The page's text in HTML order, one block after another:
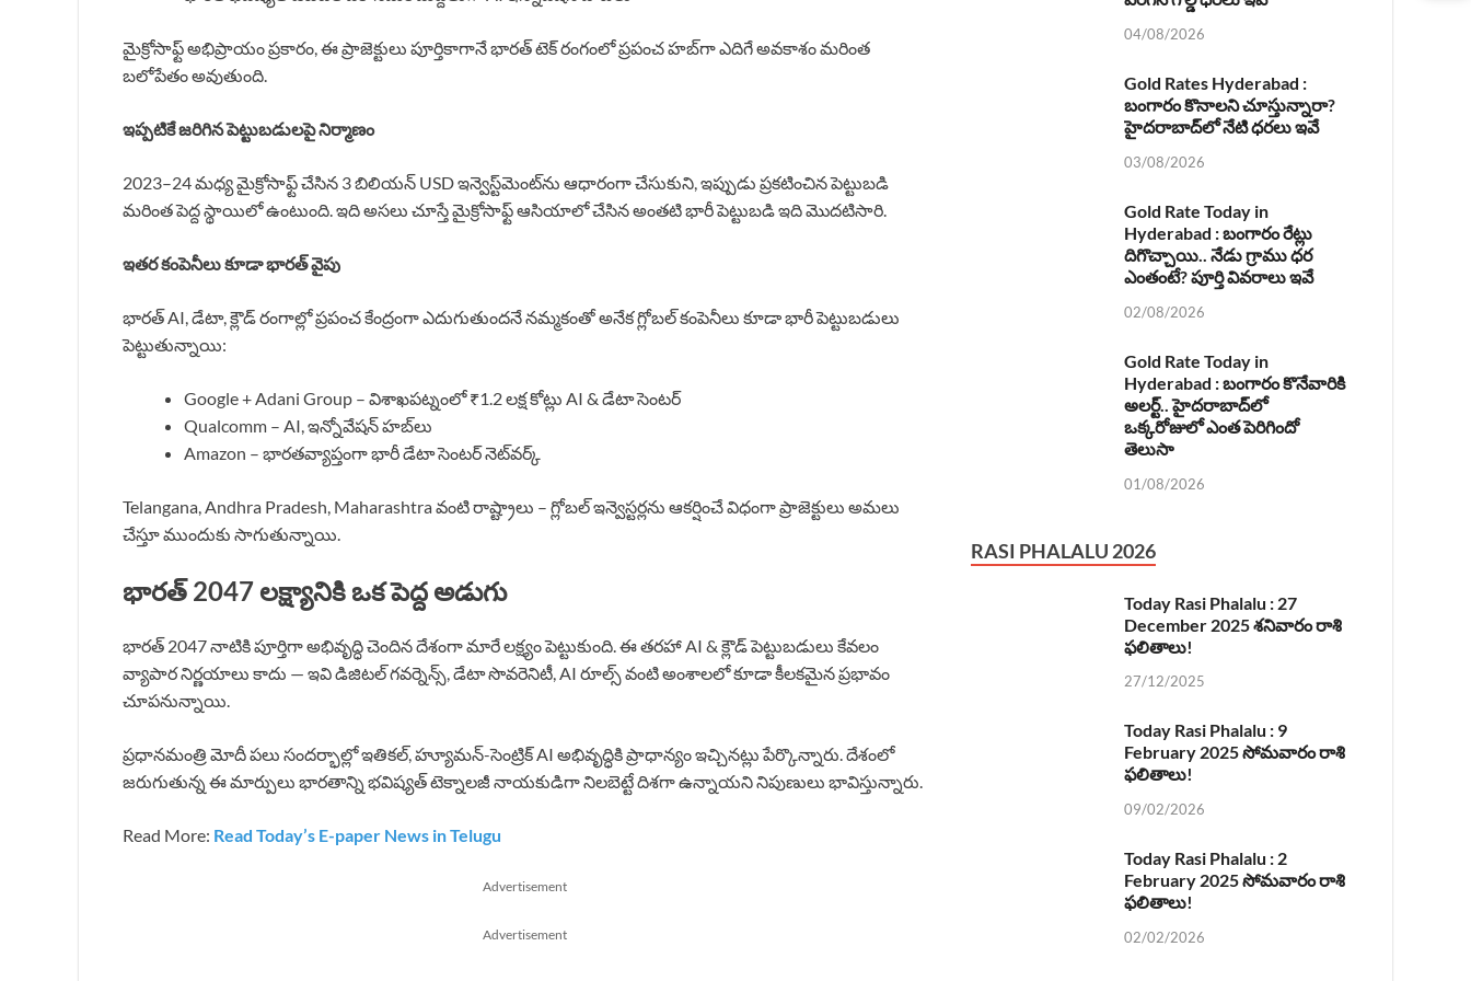
మైక్రోసాఫ్ట్ అభిప్రాయం ప్రకారం, ఈ ప్రాజెక్టులు పూర్తికాగానే భారత్ టెక్ రంగంలో ప్రపంచ హబ్‌గా ఎదిగే అవకాశం మరింత
బలోపేతం అవుతుంది.
ఇప్పటికే జరిగిన పెట్టుబడులపై నిర్మాణం
2023–24 మధ్య మైక్రోసాఫ్ట్ చేసిన 3 బిలియన్ USD ఇన్వెస్ట్‌మెంట్‌ను ఆధారంగా చేసుకుని, ఇప్పుడు ప్రకటించిన పెట్టుబడి
మరింత పెద్ద స్థాయిలో ఉంటుంది. ఇది అసలు చూస్తే మైక్రోసాఫ్ట్ ఆసియాలో చేసిన అంతటి భారీ పెట్టుబడి ఇది మొదటిసారి.
ఇతర కంపెనీలు కూడా భారత్ వైపు
భారత్ AI, డేటా, క్లౌడ్ రంగాల్లో ప్రపంచ కేంద్రంగా ఎదుగుతుందనే నమ్మకంతో అనేక గ్లోబల్ కంపెనీలు కూడా భారీ పెట్టుబడులు
పెట్టుతున్నాయి:
Google + Adani Group – విశాఖపట్నంలో ₹1.2 లక్ష కోట్లు AI & డేటా సెంటర్
Qualcomm – AI, ఇన్నోవేషన్ హబ్‌లు
Amazon – భారతవ్యాప్తంగా భారీ డేటా సెంటర్ నెట్‌వర్క్
Telangana, Andhra Pradesh, Maharashtra వంటి రాష్ట్రాలు – గ్లోబల్ ఇన్వెస్టర్లను ఆకర్షించే విధంగా ప్రాజెక్టులు అమలు
చేస్తూ ముందుకు సాగుతున్నాయి.
భారత్ 2047 లక్ష్యానికి ఒక పెద్ద అడుగు
భారత్ 2047 నాటికి పూర్తిగా అభివృద్ధి చెందిన దేశంగా మారే లక్ష్యం పెట్టుకుంది. ఈ తరహా AI & క్లౌడ్ పెట్టుబడులు కేవలం
వ్యాపార నిర్ణయాలు కాదు — ఇవి డిజిటల్ గవర్నెన్స్, డేటా సొవరెనిటీ, AI రూల్స్ వంటి అంశాలలో కూడా కీలకమైన ప్రభావం
చూపనున్నాయి.
ప్రధానమంత్రి మోదీ పలు సందర్భాల్లో ఇతికల్, హ్యూమన్-సెంట్రిక్ AI అభివృద్ధికి ప్రాధాన్యం ఇచ్చినట్లు పేర్కొన్నారు. దేశంలో
జరుగుతున్న ఈ మార్పులు భారతాన్ని భవిష్యత్ టెక్నాలజీ నాయకుడిగా నిలబెట్టే దిశగా ఉన్నాయని నిపుణులు భావిస్తున్నారు.
Read More: Read Today’s E-paper News in Telugu
Advertisement
Advertisement
04/08/2026
Gold Rates Hyderabad :
బంగారం కొనాలని చూస్తున్నారా?
హైదరాబాద్‌లో నేటి ధరలు ఇవే
03/08/2026
Gold Rate Today in
Hyderabad : బంగారం రేట్లు
దిగొచ్చాయి.. నేడు గ్రాము ధర
ఎంతంటే? పూర్తి వివరాలు ఇవే
02/08/2026
Gold Rate Today in
Hyderabad : బంగారం కొనేవారికి
అలర్ట్.. హైదరాబాద్‌లో
ఒక్కరోజులో ఎంత పెరిగిందో
తెలుసా
01/08/2026
RASI PHALALU 2026
Today Rasi Phalalu : 27
December 2025 శనివారం రాశి
ఫలితాలు!
27/12/2025
Today Rasi Phalalu : 9
February 2025 సోమవారం రాశి
ఫలితాలు!
09/02/2026
Today Rasi Phalalu : 2
February 2025 సోమవారం రాశి
ఫలితాలు!
02/02/2026